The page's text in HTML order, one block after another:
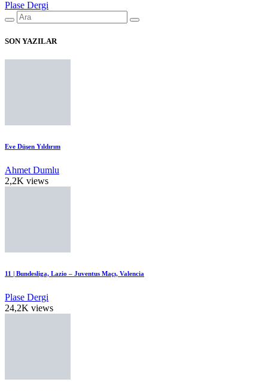
Plase Dergi
SON YAZILAR
Eve Düşen Yıldırım
Ahmet Dumlu
2,2K views
11 | Bundesliga, Lazio – Juventus Maçı, Valencia
Plase Dergi
24,2K views